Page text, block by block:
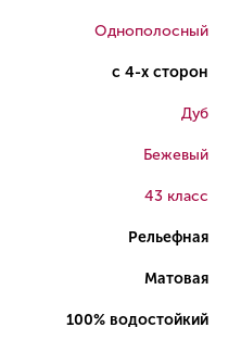
Однополосный
с 4-х сторон
Дуб
Бежевый
43 класс
Рельефная
Матовая
100% водостойкий